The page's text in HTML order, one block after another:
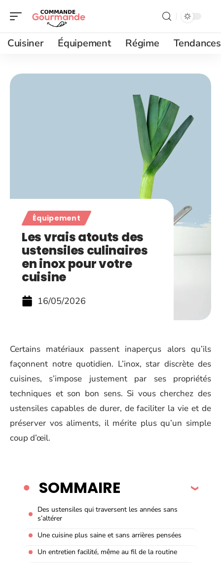
Cuisiner Équipement Régime Tendances
Équipement
Les vrais atouts des
ustensiles culinaires
en inox pour votre
cuisine
16/05/2026
Certains matériaux passent inaperçus alors qu’ils
façonnent notre quotidien. L’inox, star discrète des
cuisines, s’impose justement par ses propriétés
techniques et son bon sens. Si vous cherchez des
ustensiles capables de durer, de faciliter la vie et de
préserver vos aliments, il mérite plus qu’un simple
coup d’œil.
SOMMAIRE
Des ustensiles qui traversent les années sans
s’altérer
Une cuisine plus saine et sans arrières pensées
Un entretien facilité, même au fil de la routine